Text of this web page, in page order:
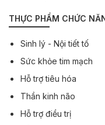
THỰC PHẨM CHỨC
Sinh lý - Nội tiết tố
Sức khỏe tim mạch
Hỗ trợ tiêu hóa
Thần kinh não
Hỗ trợ điều trị